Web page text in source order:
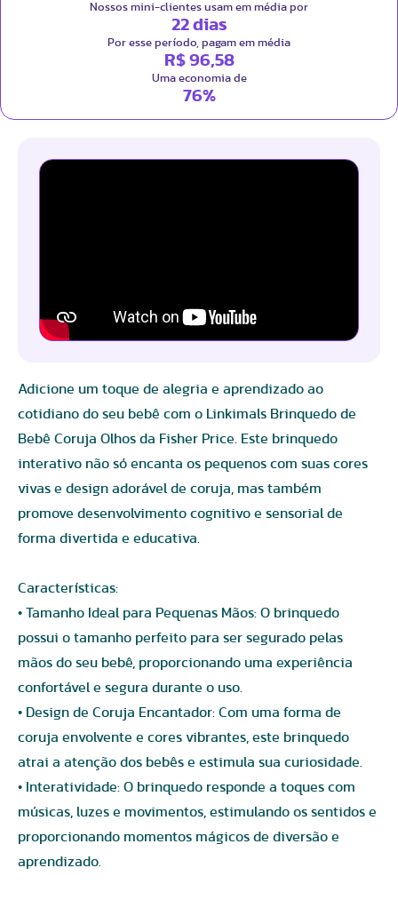
Nossos mini-clientes usam em média por
22 dias
Por esse período, pagam em média
R$ 96,58
Uma economia de
76%
Adicione um toque de alegria e aprendizado ao
cotidiano do seu bebê com o Linkimals Brinquedo de
Bebê Coruja Olhos da Fisher Price. Este brinquedo
interativo não só encanta os pequenos com suas cores
vivas e design adorável de coruja, mas também
promove desenvolvimento cognitivo e sensorial de
forma divertida e educativa.
Características:
• Tamanho Ideal para Pequenas Mãos: O brinquedo
possui o tamanho perfeito para ser segurado pelas
mãos do seu bebê, proporcionando uma experiência
confortável e segura durante o uso.
• Design de Coruja Encantador: Com uma forma de
coruja envolvente e cores vibrantes, este brinquedo
atrai a atenção dos bebês e estimula sua curiosidade.
• Interatividade: O brinquedo responde a toques com
músicas, luzes e movimentos, estimulando os sentidos e
proporcionando momentos mágicos de diversão e
aprendizado.